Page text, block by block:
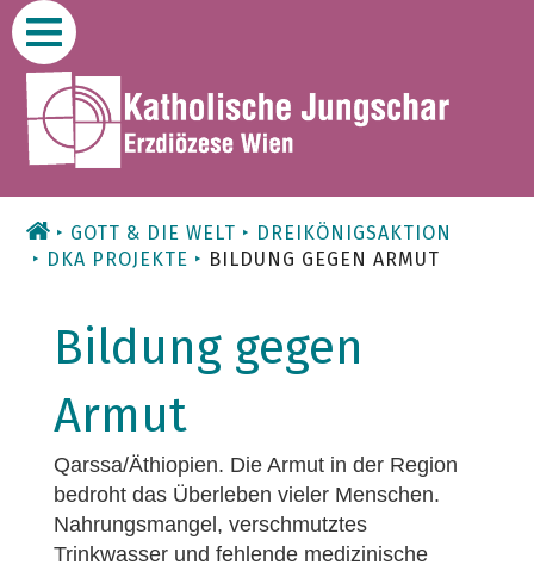
Zum
Inhalt
GOTT & DIE WELT
DREIKÖNIGSAKTION
DKA PROJEKTE
BILDUNG GEGEN ARMUT
Bildung gegen
Armut
Qarssa/Äthiopien. Die Armut in der Region
bedroht das Überleben vieler Menschen.
Nahrungsmangel, verschmutztes
Trinkwasser und fehlende medizinische